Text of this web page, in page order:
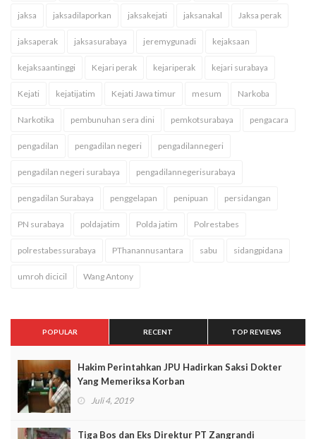
jaksa jaksadilaporkan jaksakejati jaksanakal Jaksa perak
jaksaperak jaksasurabaya jeremygunadi kejaksaan
kejaksaantinggi Kejari perak kejariperak kejari surabaya
Kejati kejatijatim Kejati Jawa timur mesum Narkoba
Narkotika pembunuhan sera dini pemkotsurabaya pengacara
pengadilan pengadilan negeri pengadilannegeri
pengadilan negeri surabaya pengadilannegerisurabaya
pengadilan Surabaya penggelapan penipuan persidangan
PN surabaya poldajatim Polda jatim Polrestabes
polrestabessurabaya PThanannusantara sabu sidangpidana
umroh dicicil Wang Antony
POPULAR RECENT TOP REVIEWS
Hakim Perintahkan JPU Hadirkan Saksi Dokter
Yang Memeriksa Korban
Juli 4, 2019
Tiga Bos dan Eks Direktur PT Zangrandi